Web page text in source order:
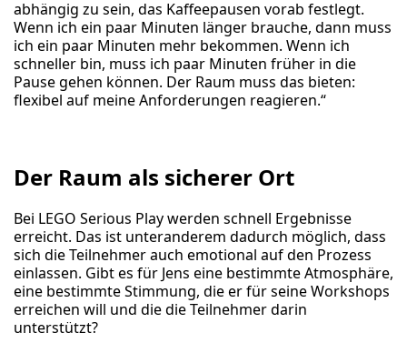
abhängig zu sein, das Kaffeepausen vorab festlegt.
Wenn ich ein paar Minuten länger brauche, dann muss
ich ein paar Minuten mehr bekommen. Wenn ich
schneller bin, muss ich paar Minuten früher in die
Pause gehen können. Der Raum muss das bieten:
flexibel auf meine Anforderungen reagieren.“
Der Raum als sicherer Ort
Bei LEGO Serious Play werden schnell Ergebnisse
erreicht. Das ist unteranderem dadurch möglich, dass
sich die Teilnehmer auch emotional auf den Prozess
einlassen. Gibt es für Jens eine bestimmte Atmosphäre,
eine bestimmte Stimmung, die er für seine Workshops
erreichen will und die die Teilnehmer darin
unterstützt?